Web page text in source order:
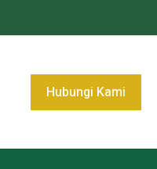
Hubungi Kami